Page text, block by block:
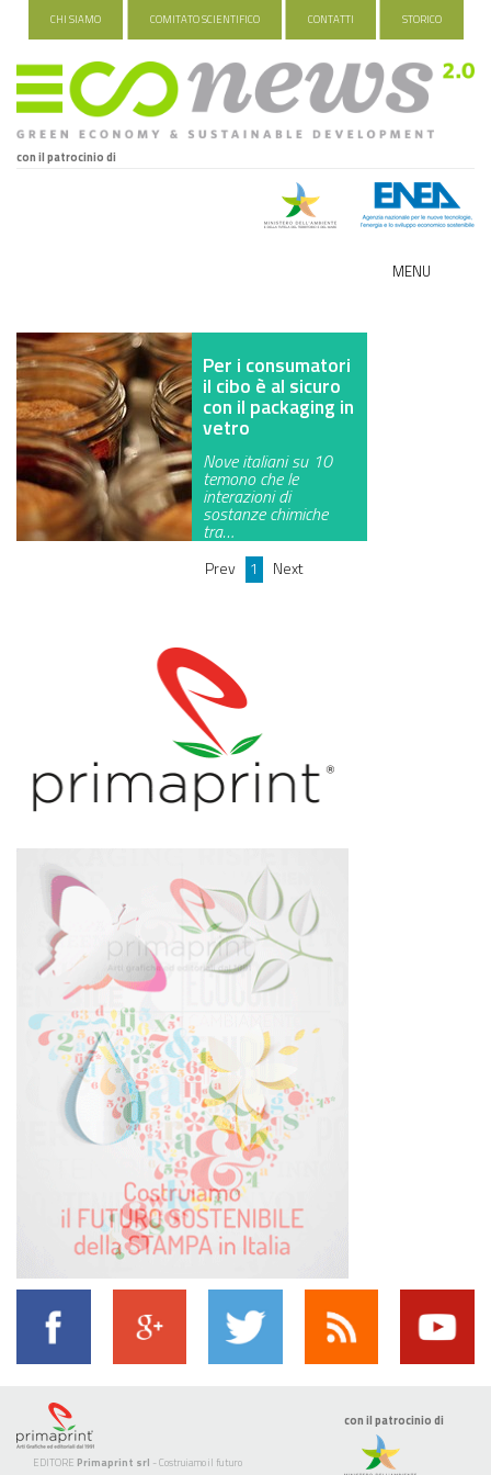
CHI SIAMO COMITATO SCIENTIFICO CONTATTI STORICO
con il patrocinio di
MENU
INDUSTRIA VERDE
FOOD&TRAVEL
HEALTH&WELLNESS
GREEN TECH
ECOINCENTRIAMOCI
Per i consumatori
il cibo è al sicuro
con il packaging in
vetro
Nove italiani su 10
temono che le
interazioni di
sostanze chimiche
tra…
Prev 1 Next
EDITORE Primaprint srl - Costruiamo il futuro
con il patrocinio di